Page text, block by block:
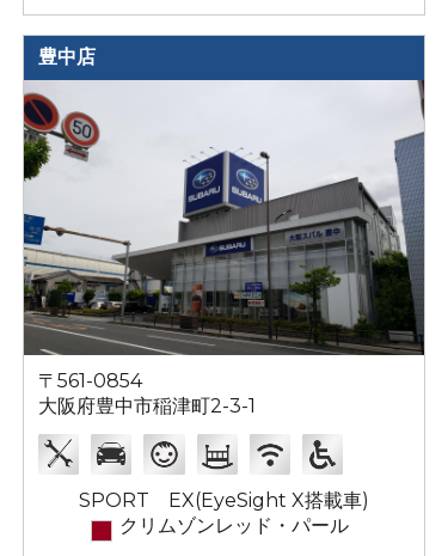
豊中店
〒561-0854
大阪府豊中市稲津町2-3-1
SPORT EX(EyeSight X搭載車)
クリムゾンレッド・パール